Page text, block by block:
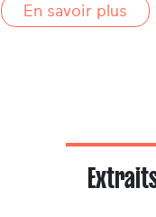
En savoir plus